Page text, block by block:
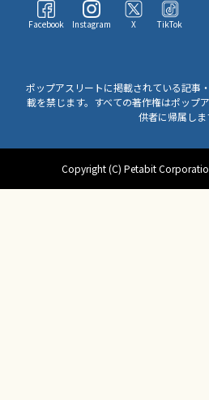
Facebook Instagram X TikTok
ポップアスリートに掲載されている記事
載を禁じます。すべての著作権はポップ
供者に帰属しま
Copyright (C) Petabit